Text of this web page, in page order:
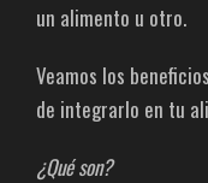
un alimento u otro.
Veamos los
de integrarlo en tu
¿Qué son?